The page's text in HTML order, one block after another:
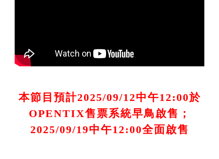
本節目預計2025/09/12中午12:00於
OPENTIX售票系統早鳥啟售；
2025/09/19中午12:00全面啟售